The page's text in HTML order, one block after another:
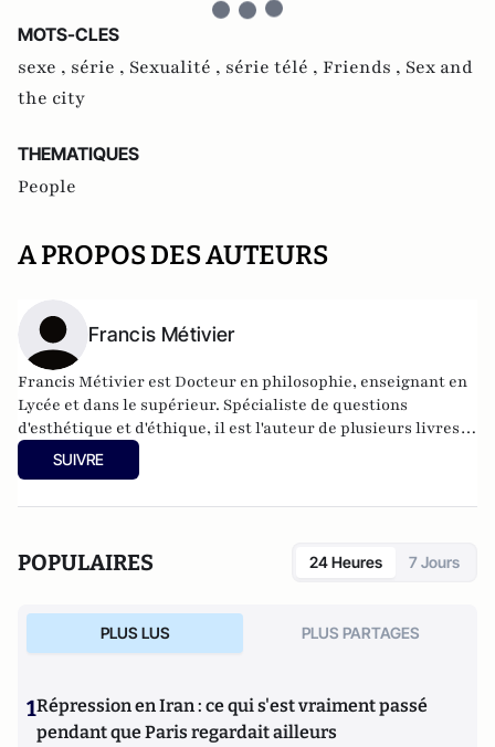
MOTS-CLES
sexe , série , Sexualité , série télé , Friends , Sex and
the city
THEMATIQUES
People
A PROPOS DES AUTEURS
Francis Métivier
Francis Métivier est Docteur en philosophie, enseignant en
Lycée et dans le supérieur. Spécialiste de questions
d'esthétique et d'éthique, il est l'auteur de plusieurs livres :
"
Rock'n philo " (Bréal) ; "
"L'esprit du vin ou la philosophie du Chinon
SUIVRE
POPULAIRES 24 Heures 7 Jours
PLUS LUS PLUS PARTAGES
1Répression en Iran : ce qui s'est vraiment passé
pendant que Paris regardait ailleurs